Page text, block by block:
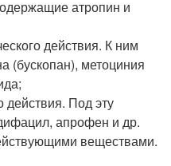
атропин и
действия. К ним
(бускопан), метоциния
действия. Под эту
апрофен и др.
веществами.